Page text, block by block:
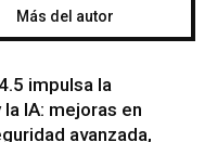
Más del autor
impulsa la
IA: mejoras en
avanzada,